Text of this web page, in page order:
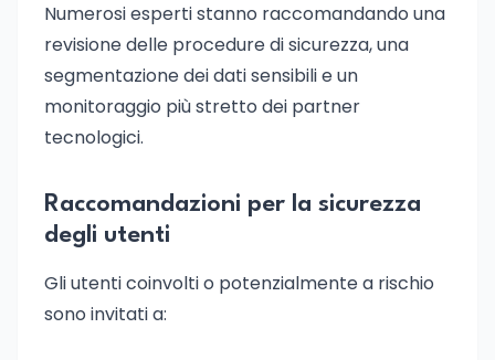
Numerosi esperti stanno raccomandando una
revisione delle procedure di sicurezza, una
segmentazione dei dati sensibili e un
monitoraggio più stretto dei partner
tecnologici.
Raccomandazioni per la sicurezza
degli utenti
Gli utenti coinvolti o potenzialmente a rischio
sono invitati a: